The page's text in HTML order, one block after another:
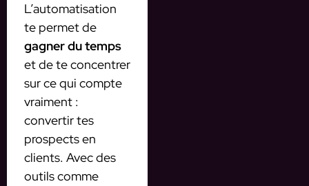
L’automatisation
te permet de
gagner du temps
et de te concentrer
sur ce qui compte
vraiment :
convertir tes
prospects en
clients. Avec des
outils comme